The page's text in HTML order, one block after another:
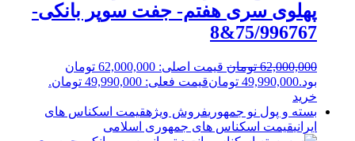
پهلوی سری هفتم- جفت سوپر بانکی-
75/996767&8
62,000,000 تومان
قیمت اصلی: 62,000,000 تومان
بود.49,990,000 تومانقیمت فعلی: 49,990,000 تومان.
خرید
بسته و پول نو جمهوریفروش ویژهقیمت اسکناس های
ایرانیقیمت اسکناس های جمهوری اسلامی